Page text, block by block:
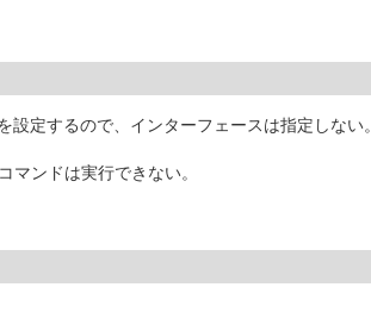
定するので、インターフェースは指定しない。
ンドは実行できない。